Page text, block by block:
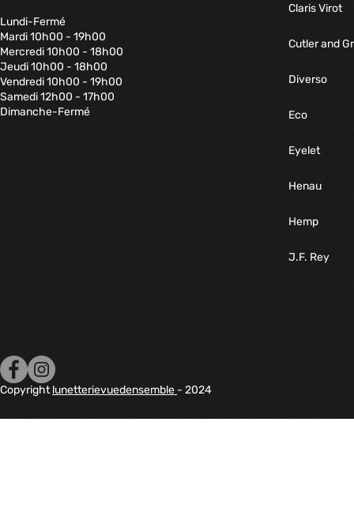
Lundi-Fermé
Mardi 10h00 - 19h00
Mercredi 10h00 - 18h00
Jeudi 10h00 - 18h00
Vendredi 10h00 - 19h00
Samedi 12h00 - 17h00
Dimanche-Fermé
Claris Virot
Cutler and
Diverso
Eco
Eyelet
Henau
Hemp
J.F. Rey
Copyrightlunetterievuedensemble - 2024